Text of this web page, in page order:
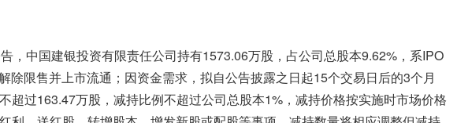
，中国建银投资有限责任公司持有1573.06万股，占公司总股本9.62%，系IPO
除限售并上市流通；因资金需求，拟自公告披露之日起15个交易日后的3个月
超过163.47万股，减持比例不超过公司总股本1%，减持价格按实施时市场价格